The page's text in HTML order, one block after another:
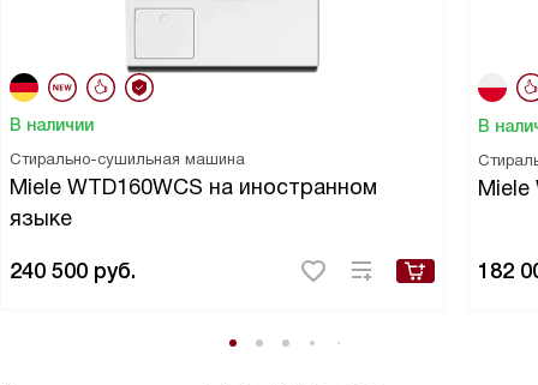
В наличии
Стирально-сушильная машина
Miele WTD160WCS на иностранном
языке
240 500 руб.
В
Miele
182